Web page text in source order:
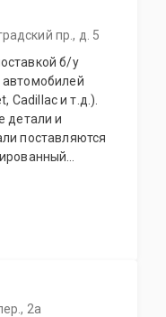
пр., д. 5
б/у
автомобилей
Cadillac и т.д.).
детали и
поставляются
2а